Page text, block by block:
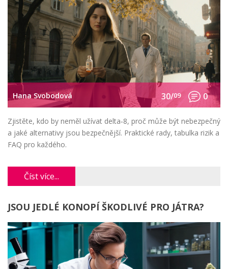
Hana Svobodová 30/09 0
Zjistěte, kdo by neměl užívat delta‑8, proč může být nebezpečný
a jaké alternativy jsou bezpečnější. Praktické rady, tabulka rizik a
FAQ pro každého.
Číst více...
JSOU JEDLÉ KONOPÍ ŠKODLIVÉ PRO JÁTRA?